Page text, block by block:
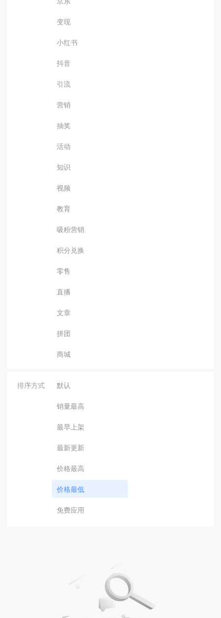
变现
小红书
抖音
引流
营销
抽奖
活动
知识
视频
教育
吸粉营销
积分兑换
零售
直播
文章
拼团
商城
排序方式 默认
销量最高
最早上架
最新更新
价格最高
价格最低
免费应用